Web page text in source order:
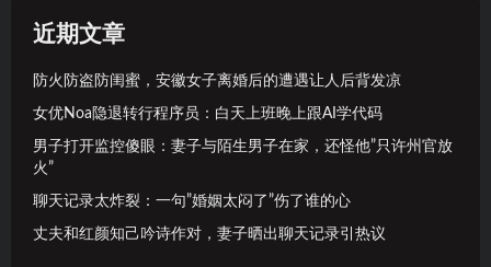
近期文章
防火防盗防闺蜜，安徽女子离婚后的遭遇让人后背发凉
女优Noa隐退转行程序员：白天上班晚上跟AI学代码
男子打开监控傻眼：妻子与陌生男子在家，还怪他”只许州官放
火”
聊天记录太炸裂：一句”婚姻太闷了”伤了谁的心
丈夫和红颜知己吟诗作对，妻子晒出聊天记录引热议